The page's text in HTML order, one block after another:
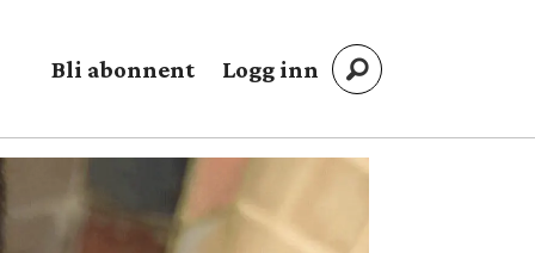
Bli abonnent Logg inn